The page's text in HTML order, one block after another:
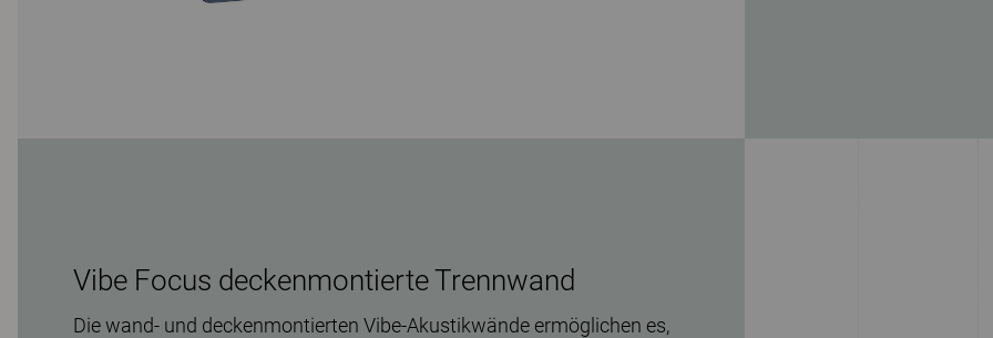
Vibe Focus deckenmontierte Trennwand
Die wand- und deckenmontierten Vibe-Akustikwände ermöglichen es,